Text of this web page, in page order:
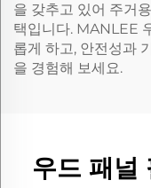
을 갖추고 있어 주거
택입니다. MANLEE
롭게 하고, 안전성과
을 경험해 보세요.
우드 패널